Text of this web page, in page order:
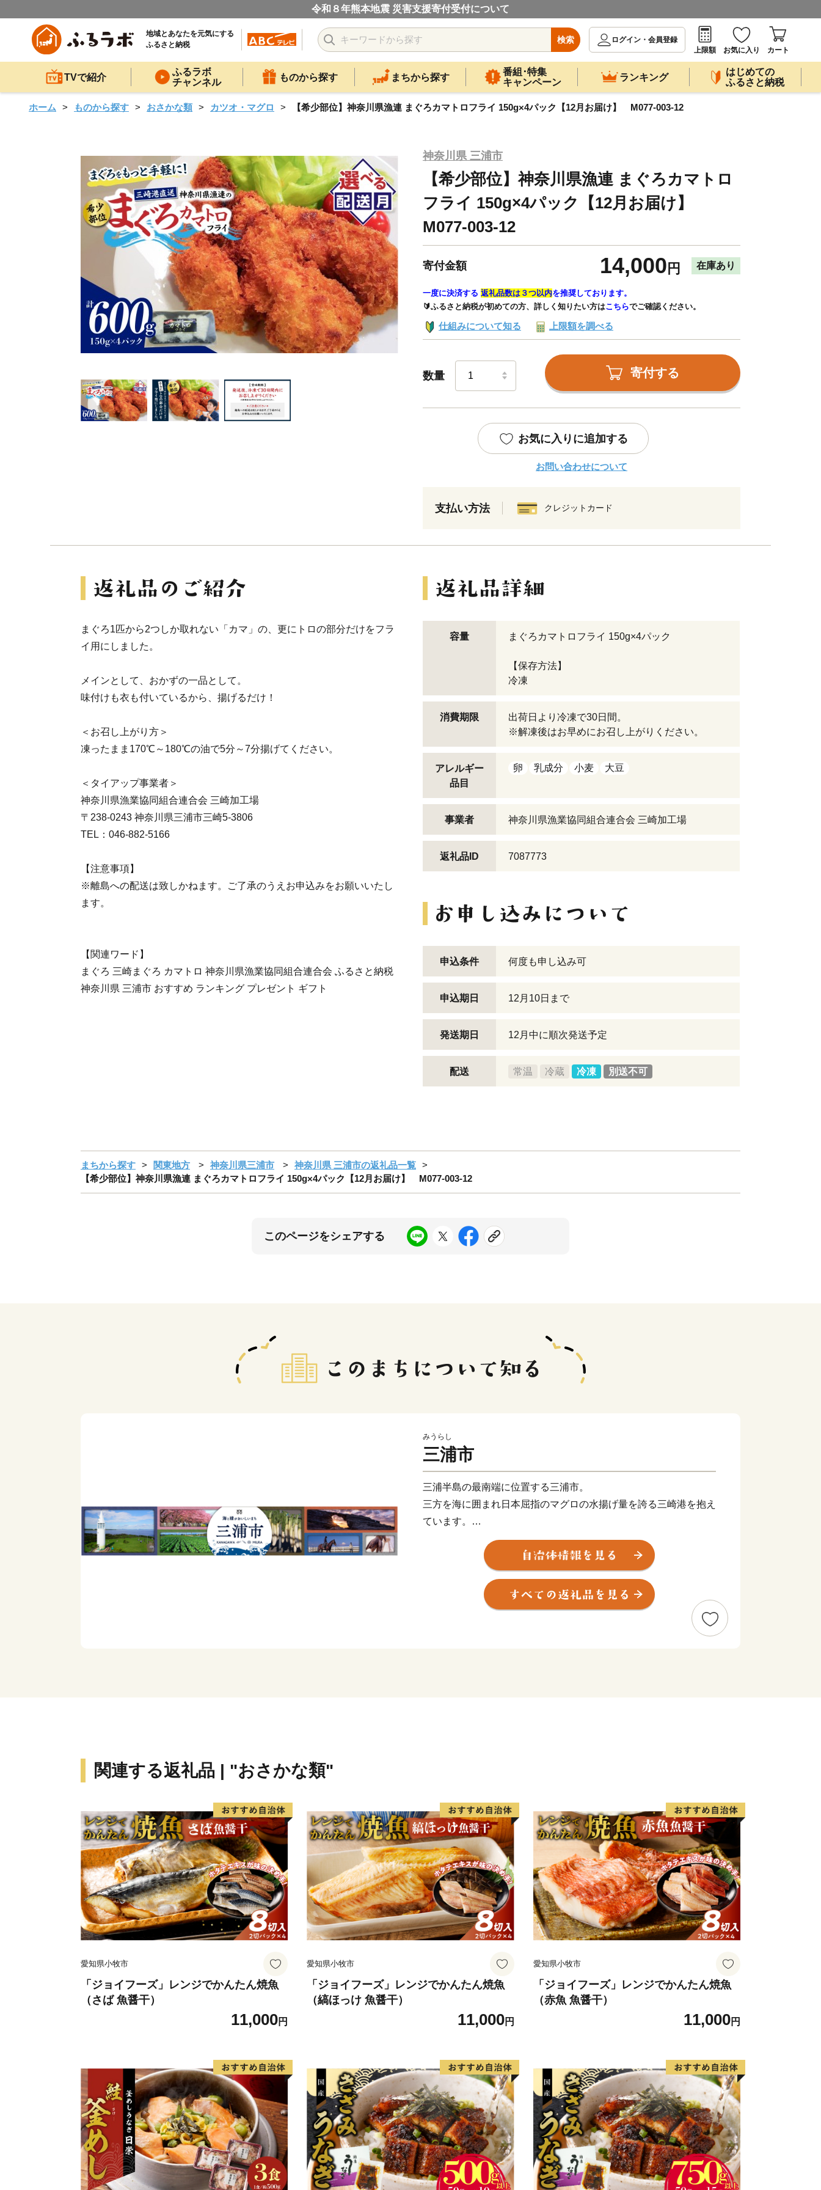
令和８年熊本地震 災害支援寄付受付について
地域とあなたを元気にする
ふるさと納税
検索
ログイン・会員登録
上限額
お気に入り カート
TVで紹介
ふるラボ
チャンネル
ものから探す まちから探す
番組･特集
キャンペーン
ランキング
はじめての
ふるさと納税
ホーム ものから探す おさかな類 カツオ・マグロ 【希少部位】神奈川県漁連 まぐろカマトロフライ 150g×4パック【12月お届け】 M077-003-12
神奈川県 三浦市
【希少部位】神奈川県漁連 まぐろカマトロ
フライ 150g×4パック【12月お届け】
M077-003-12
寄付金額 14,000 円 在庫あり
一度に決済する 返礼品数は３つ以内を推奨しております。
🔰ふるさと納税が初めての方、詳しく知りたい方はこちらでご確認ください。
仕組みについて知る 上限額を調べる
数量 寄付する
お気に入りに追加する
お問い合わせについて
支払い方法 クレジットカード
まぐろ1匹から2つしか取れない「カマ」の、更にトロの部分だけをフラ
イ用にしました。
メインとして、おかずの一品として。
味付けも衣も付いているから、揚げるだけ！
＜お召し上がり方＞
凍ったまま170℃～180℃の油で5分～7分揚げてください。
＜タイアップ事業者＞
神奈川県漁業協同組合連合会 三崎加工場
〒238-0243 神奈川県三浦市三崎5-3806
TEL：046-882-5166
【注意事項】
※離島への配送は致しかねます。ご了承のうえお申込みをお願いいたし
ます。
【関連ワード】
まぐろ 三崎まぐろ カマトロ 神奈川県漁業協同組合連合会 ふるさと納税
神奈川県 三浦市 おすすめ ランキング プレゼント ギフト
容量 まぐろカマトロフライ 150g×4パック
【保存方法】
冷凍
消費期限
出荷日より冷凍で30日間。
※解凍後はお早めにお召し上がりください。
アレルギー
品目
卵 乳成分 小麦 大豆
事業者 神奈川県漁業協同組合連合会 三崎加工場
返礼品ID 7087773
申込条件 何度も申し込み可
申込期日 12月10日まで
発送期日 12月中に順次発送予定
配送 常温 冷蔵 冷凍 別送不可
まちから探す 関東地方 神奈川県三浦市
神奈川県 三浦市の返礼品一覧
【希少部位】神奈川県漁連 まぐろカマトロフライ 150g×4パック【12月お届け】 M077-003-12
このページをシェアする
みうらし
三浦市
三浦半島の最南端に位置する三浦市。
三方を海に囲まれ日本屈指のマグロの水揚げ量を誇る三崎港を抱え
ています。
温暖な気候を生かした畑作も盛んに行われており、「三浦大根」を
はじめ、キャベツ、すいか、メロンが栽培されています。
市内には野菜の直売所や、新鮮な魚介類を食べることができるお店
がたくさんありますので、お買い物やお散歩もお楽しみいただけま
また、食だけではなく、クルーズやダイビング、SUPなど、海の
関連する返礼品 | "おさかな類"
愛知県小牧市
「ジョイフーズ」レンジでかんたん焼魚
（さば 魚醤干）
11,000円
愛知県小牧市
「ジョイフーズ」レンジでかんたん焼魚
（縞ほっけ 魚醤干）
11,000円
愛知県小牧市
「ジョイフーズ」レンジでかんたん焼魚
（赤魚 魚醤干）
11,000円